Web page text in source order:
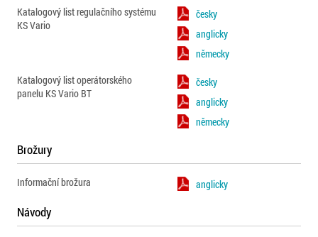
Katalogový list regulačního systému
KS Vario
česky
anglicky
německy
Katalogový list operátorského
panelu KS Vario BT
česky
anglicky
německy
Brožury
Informační brožura anglicky
Návody